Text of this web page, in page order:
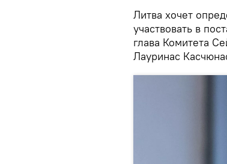
Литва хочет
участвовать в
глава Комитета
Лауринас